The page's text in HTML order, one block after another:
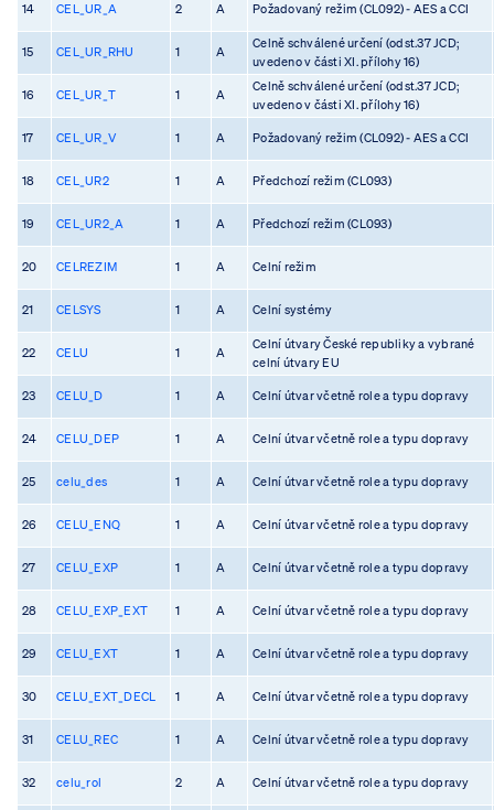
14 CEL_UR_A 2 A Požadovaný režim (CL092) - AES a CCI
15 CEL_UR_RHU 1 A
Celně schválené určení (odst.37 JCD;
uvedeno v části XI. přílohy 16)
16 CEL_UR_T 1 A
Celně schválené určení (odst.37 JCD;
uvedeno v části XI. přílohy 16)
17 CEL_UR_V 1 A Požadovaný režim (CL092) - AES a CCI
18 CEL_UR2 1 A Předchozí režim (CL093)
19 CEL_UR2_A 1 A Předchozí režim (CL093)
20 CELREZIM 1 A Celní režim
21 CELSYS 1 A Celní systémy
22 CELU 1 A
Celní útvary České republiky a vybrané
celní útvary EU
23 CELU_D 1 A Celní útvar včetně role a typu dopravy
24 CELU_DEP 1 A Celní útvar včetně role a typu dopravy
25 celu_des 1 A Celní útvar včetně role a typu dopravy
26 CELU_ENQ 1 A Celní útvar včetně role a typu dopravy
27 CELU_EXP 1 A Celní útvar včetně role a typu dopravy
28 CELU_EXP_EXT 1 A Celní útvar včetně role a typu dopravy
29 CELU_EXT 1 A Celní útvar včetně role a typu dopravy
30 CELU_EXT_DECL 1 A Celní útvar včetně role a typu dopravy
31 CELU_REC 1 A Celní útvar včetně role a typu dopravy
32 celu_rol 2 A Celní útvar včetně role a typu dopravy